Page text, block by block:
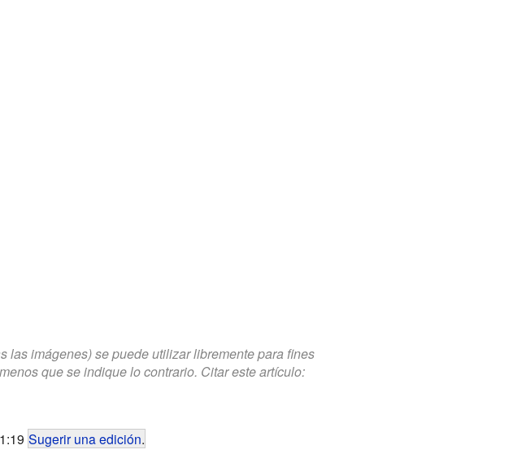
las imágenes) se puede utilizar libremente para fines
que se indique lo contrario. Citar este artículo:
Sugerir una edición.